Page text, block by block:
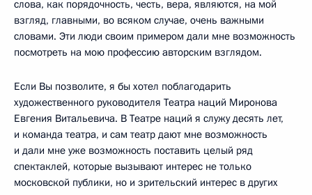
слова, как порядочность, честь, вера, являются, на мой
взгляд, главными, во всяком случае, очень важными
словами. Эти люди своим примером дали мне возможность
посмотреть на мою профессию авторским взглядом.
Если Вы позволите, я бы хотел поблагодарить
художественного руководителя Театра наций Миронова
Евгения Витальевича. В Театре наций я служу десять лет,
и команда театра, и сам театр дают мне возможность
и дали мне уже возможность поставить целый ряд
спектаклей, которые вызывают интерес не только
московской публики, но и зрительский интерес в других